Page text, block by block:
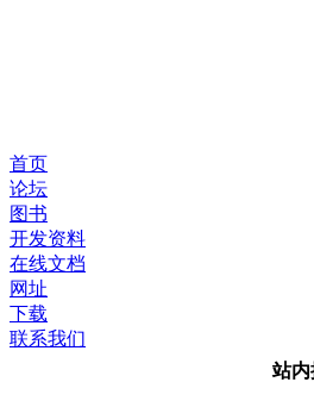
首页
论坛
图书
开发资料
在线文档
网址
下载
联系我们
站内